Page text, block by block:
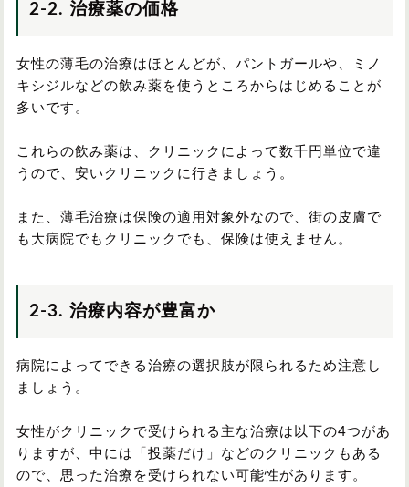
2-2. 治療薬の価格
女性の薄毛の治療はほとんどが、パントガールや、ミノ
キシジルなどの飲み薬を使うところからはじめることが
多いです。
これらの飲み薬は、クリニックによって数千円単位で違
うので、安いクリニックに行きましょう。
また、薄毛治療は保険の適用対象外なので、街の皮膚で
も大病院でもクリニックでも、保険は使えません。
2-3. 治療内容が豊富か
病院によってできる治療の選択肢が限られるため注意し
ましょう。
女性がクリニックで受けられる主な治療は以下の4つがあ
りますが、中には「投薬だけ」などのクリニックもある
ので、思った治療を受けられない可能性があります。